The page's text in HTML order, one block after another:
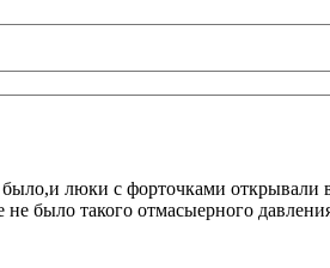
люки с форточками открывали в
не было такого отмасыерного